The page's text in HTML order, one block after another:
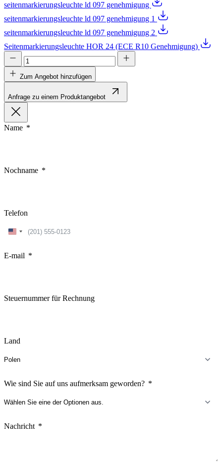
seitenmarkierungsleuchte ld 097 genehmigung
seitenmarkierungsleuchte ld 097 genehmigung 1
seitenmarkierungsleuchte ld 097 genehmigung 2
Seitenmarkierungsleuchte HOR 24 (ECE R10 Genehmigung)
Zum Angebot hinzufügen
Anfrage zu einem Produktangebot
Name
Nochname
Telefon
United
E-mail
Steuernummer für Rechnung
Land
Wie sind Sie auf uns aufmerksam geworden?
Nachricht